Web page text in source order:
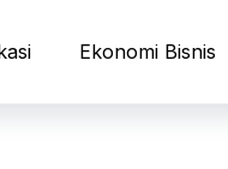
Ekonomi Bisnis